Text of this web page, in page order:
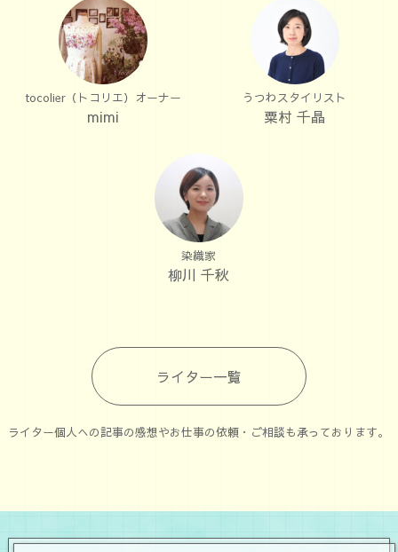
tocolier（トコリエ）オーナー
mimi
うつわスタイリスト
粟村 千晶
染織家
柳川 千秋
ライター一覧
ライター個人への記事の感想やお仕事の依頼・ご相談も承っております。